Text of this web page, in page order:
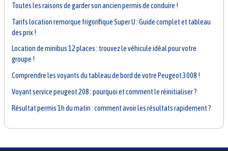
Toutes les raisons de garder son ancien permis de conduire !
Tarifs location remorque frigorifique Super U : Guide complet et tableau
des prix !
Location de minibus 12 places : trouvez le véhicule idéal pour votre
groupe !
Comprendre les voyants du tableau de bord de votre Peugeot 3008 !
Voyant service peugeot 208 : pourquoi et comment le réinitialiser ?
Résultat permis 1h du matin : comment avoir les résultats rapidement ?